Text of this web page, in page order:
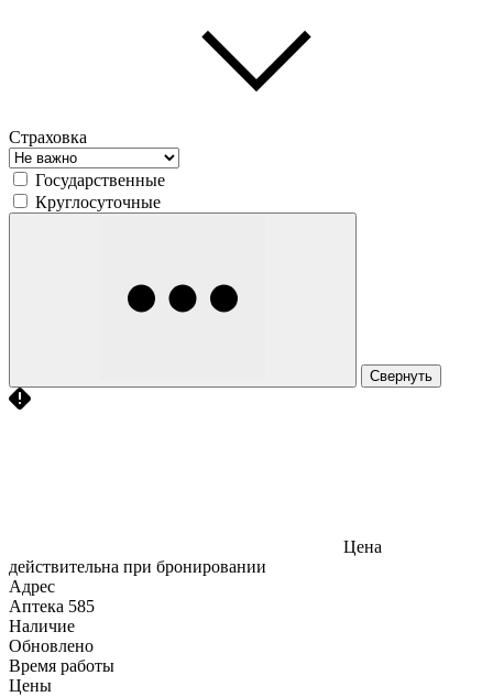
Страховка
Государственные
Круглосуточные
Свернуть
Цена
действительна при бронировании
Адрес
Аптека 585
Наличие
Обновлено
Время работы
Цены